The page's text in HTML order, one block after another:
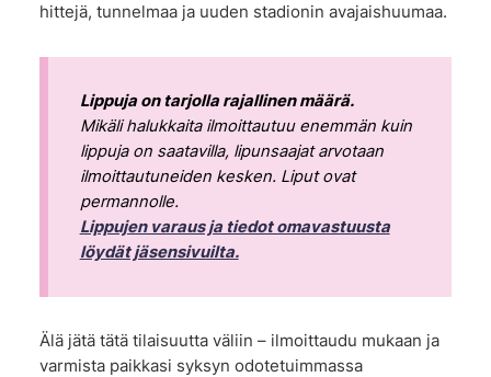
hittejä, tunnelmaa ja uuden stadionin avajaishuumaa.
Lippuja on tarjolla rajallinen määrä.
Mikäli halukkaita ilmoittautuu enemmän kuin
lippuja on saatavilla, lipunsaajat arvotaan
ilmoittautuneiden kesken. Liput ovat
permannolle.
Lippujen varaus ja tiedot omavastuusta
löydät jäsensivuilta.
Älä jätä tätä tilaisuutta väliin – ilmoittaudu mukaan ja
varmista paikkasi syksyn odotetuimmassa